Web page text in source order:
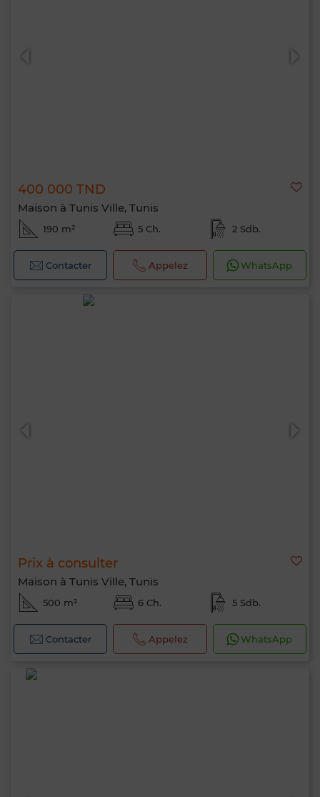
400 000 TND
Maison à Tunis Ville, Tunis
190 m² 5 Ch. 2 Sdb.
Contacter Appelez WhatsApp
Prix à consulter
Maison à Tunis Ville, Tunis
500 m² 6 Ch. 5 Sdb.
Contacter Appelez WhatsApp